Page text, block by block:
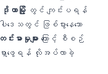
ဟာမြို့ တွင် ကျင်းပရန်
သတွင် ဖြစ်ပွားနေသော
မာမှုများ ကြောင့် စီစဉ်
ရှာဖွေရန် လိုအပ်လာခဲ့